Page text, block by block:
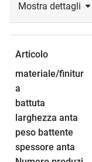
Mostra dettagli